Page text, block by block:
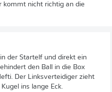
kommt nicht richtig an die
der Startelf und direkt ein
den Ball in die Box
Der Linksverteidiger zieht
ins lange Eck.